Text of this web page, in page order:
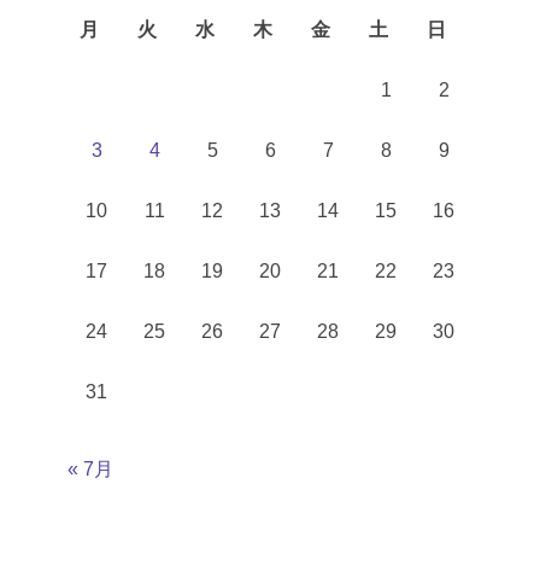
月 火 水 木 金 土 日
1 2
3 4 5 6 7 8 9
10 11 12 13 14 15 16
17 18 19 20 21 22 23
24 25 26 27 28 29 30
31
« 7月